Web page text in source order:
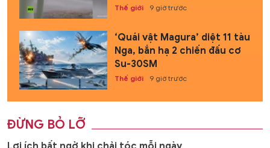
Thế giới 9 giờ trước
‘Quái vật Magura’ diệt 11 tàu
Nga, bắn hạ 2 chiến đấu cơ
Su-30SM
Thế giới 9 giờ trước
ĐỪNG BỎ LỠ